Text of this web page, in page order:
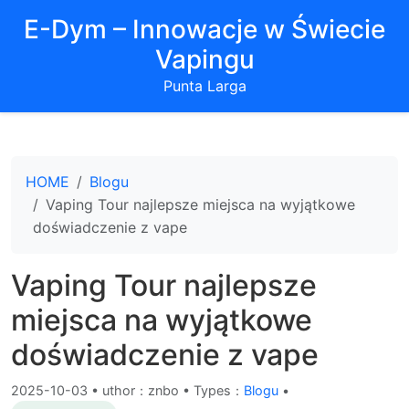
E-Dym – Innowacje w Świecie
Vapingu
Punta Larga
HOME
Blogu
Vaping Tour najlepsze miejsca na wyjątkowe
doświadczenie z vape
Vaping Tour najlepsze
miejsca na wyjątkowe
doświadczenie z vape
2025-10-03 • uthor：znbo • Types： Blogu •